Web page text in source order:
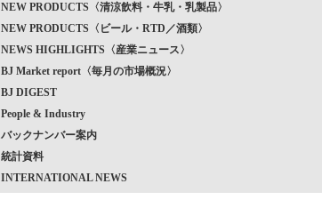
NEW PRODUCTS〈清涼飲料・牛乳・乳製品〉
NEW PRODUCTS〈ビール・RTD／酒類〉
NEWS HIGHLIGHTS〈産業ニュース〉
BJ Market report〈毎月の市場概況〉
BJ DIGEST
People & Industry
バックナンバー案内
統計資料
INTERNATIONAL NEWS